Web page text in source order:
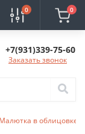
0 0
+7(931)339-75-60
Заказать звонок
в облицовке